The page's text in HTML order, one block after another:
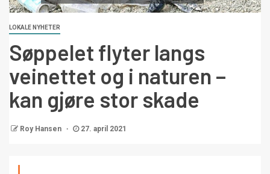
LOKALE NYHETER
Søppelet flyter langs
veinettet og i naturen –
kan gjøre stor skade
Roy Hansen 27. april 2021